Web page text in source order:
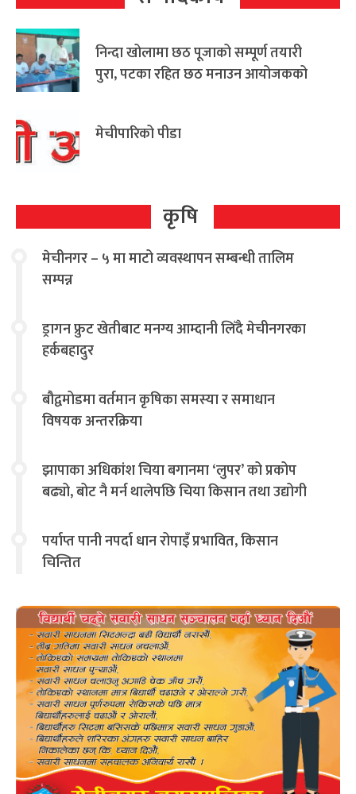
निन्दा खोलामा छठ पूजाको सम्पूर्ण तयारी
पुरा, पटका रहित छठ मनाउन आयोजकको
मेचीपारिको पीडा
कृषि
मेचीनगर – ५ मा माटो व्यवस्थापन सम्बन्धी तालिम
सम्पन्न
ड्रागन फ्रुट खेतीबाट मनग्य आम्दानी लिँदै मेचीनगरका
हर्कबहादुर
बौद्वमोडमा वर्तमान कृषिका समस्या र समाधान
विषयक अन्तरक्रिया
झापाका अधिकांश चिया बगानमा ‘लुपर’ को प्रकोप
बढ्यो, बोट नै मर्न थालेपछि चिया किसान तथा उद्योगी
पर्याप्त पानी नपर्दा धान रोपाइँ प्रभावित, किसान
चिन्तित